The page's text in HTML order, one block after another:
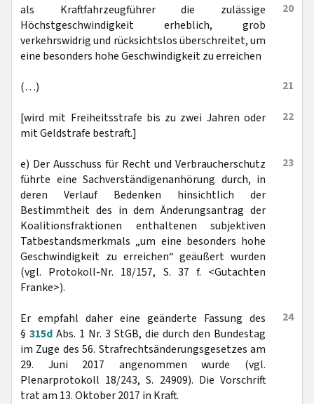
20
als Kraftfahrzeugführer die zulässige
Höchstgeschwindigkeit erheblich, grob
verkehrswidrig und rücksichtslos überschreitet, um
eine besonders hohe Geschwindigkeit zu erreichen
21
(…)
22
[wird mit Freiheitsstrafe bis zu zwei Jahren oder
mit Geldstrafe bestraft.]
23
e) Der Ausschuss für Recht und Verbraucherschutz
führte eine Sachverständigenanhörung durch, in
deren Verlauf Bedenken hinsichtlich der
Bestimmtheit des in dem Änderungsantrag der
Koalitionsfraktionen enthaltenen subjektiven
Tatbestandsmerkmals „um eine besonders hohe
Geschwindigkeit zu erreichen“ geäußert wurden
(vgl. Protokoll-Nr. 18/157, S. 37 f. <Gutachten
Franke>).
24
Er empfahl daher eine geänderte Fassung des
§ 315d Abs. 1 Nr. 3 StGB, die durch den Bundestag
im Zuge des 56. Strafrechtsänderungsgesetzes am
29. Juni 2017 angenommen wurde (vgl.
Plenarprotokoll 18/243, S. 24909). Die Vorschrift
trat am 13. Oktober 2017 in Kraft.